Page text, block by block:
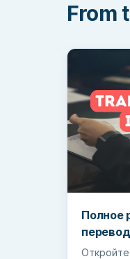
From
Полное